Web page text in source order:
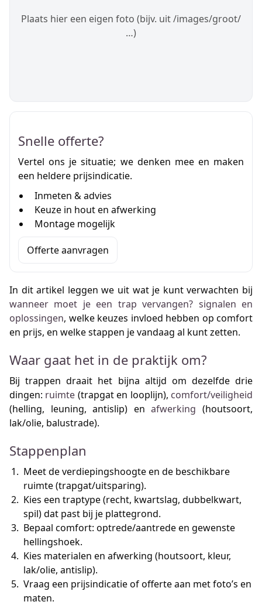
Plaats hier een eigen foto (bijv. uit /images/groot/
…)
Snelle offerte?
Vertel ons je situatie; we denken mee en maken
een heldere prijsindicatie.
Inmeten & advies
Keuze in hout en afwerking
Montage mogelijk
Offerte aanvragen
In dit artikel leggen we uit wat je kunt verwachten bij
wanneer moet je een trap vervangen? signalen en
oplossingen, welke keuzes invloed hebben op comfort
en prijs, en welke stappen je vandaag al kunt zetten.
Waar gaat het in de praktijk om?
Bij trappen draait het bijna altijd om dezelfde drie
dingen: ruimte (trapgat en looplijn), comfort/veiligheid
(helling, leuning, antislip) enafwerking (houtsoort,
lak/olie, balustrade).
Stappenplan
Meet de verdiepingshoogte en de beschikbare
ruimte (trapgat/uitsparing).
Kies een traptype (recht, kwartslag, dubbelkwart,
spil) dat past bij je plattegrond.
Bepaal comfort: optrede/aantrede en gewenste
hellingshoek.
Kies materialen en afwerking (houtsoort, kleur,
lak/olie, antislip).
Vraag een prijsindicatie of offerte aan met foto’s en
maten.